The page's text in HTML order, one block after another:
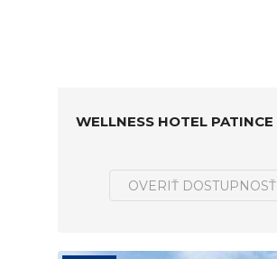
WELLNESS HOTEL PATINCE
OVERIŤ DOSTUPNOSŤ